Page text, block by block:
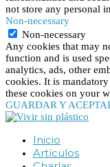
not store any personal
Non-necessary
Non-necessary
Any cookies that may
function and is used
analytics, ads, other
cookies. It is
these cookies on your
GUARDAR Y
Inicio
Artículos